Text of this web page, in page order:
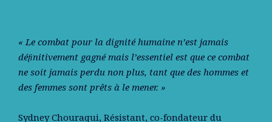
« Le combat pour la dignité humaine n’est jamais
déﬁnitivement gagné mais l’essentiel est que ce combat
ne soit jamais perdu non plus, tant que des hommes et
des femmes sont prêts à le mener. »
Sydney Chouraqui, Résistant, co-fondateur du